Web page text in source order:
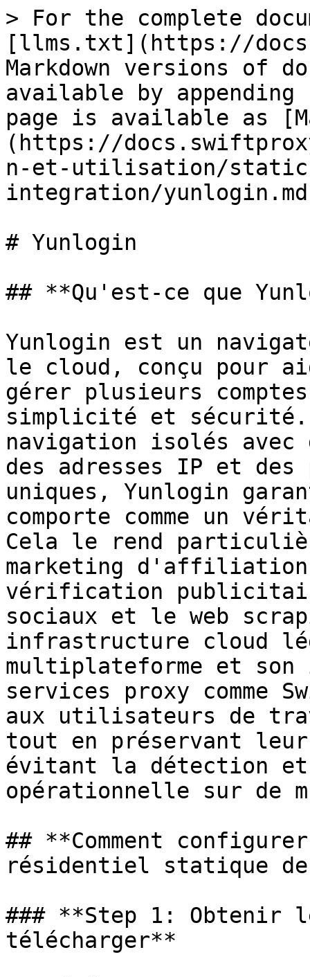
> For the complete
[llms.txt](https://
Markdown versions of
available by
page is available as
(https://
n-et-utilisation/
integration/
# Yunlogin
## **Qu'est-ce que
Yunlogin est un
le cloud, conçu pour
gérer plusieurs
simplicité et
navigation isolés avec
des adresses IP et
uniques, Yunlogin
comporte comme un
Cela le rend
marketing
vérification
sociaux et le web
infrastructure cloud
multiplateforme et
services proxy comme
aux utilisateurs de
tout en préservant
évitant la détection
opérationnelle sur de
## **Comment
résidentiel statique
### **Step 1: Obtenir
télécharger**